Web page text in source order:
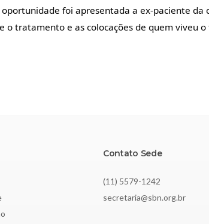
foi apresentada a ex-paciente da
o tratamento e as colocações de quem viveu
Contato Sede
(11) 5579-1242
secretaria@sbn.org.br